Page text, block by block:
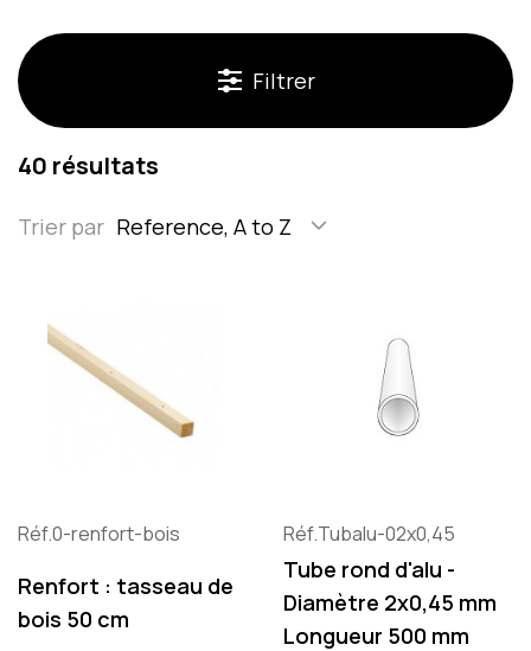
Filtrer
40 résultats
Trier par Reference, A to Z
Réf.0-renfort-bois
Renfort : tasseau de
bois 50 cm
Réf.Tubalu-02x0,45
Tube rond d'alu -
Diamètre 2x0,45 mm
Longueur 500 mm